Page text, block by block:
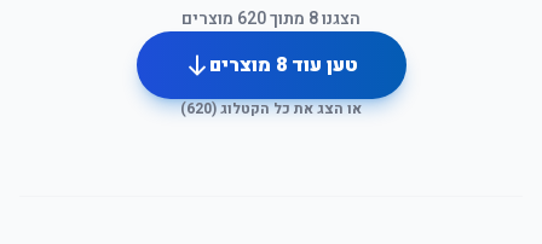
הצגנו8 מתוך620 מוצרים
טען עוד8 מוצרים
או הצג את כל הקטלוג (620
)